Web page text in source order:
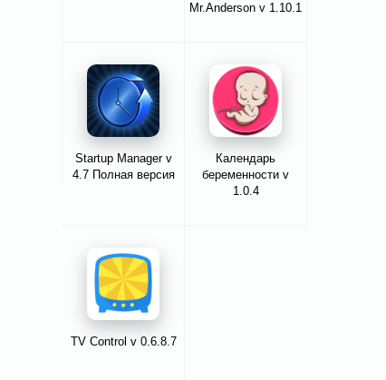
Mr.Anderson v 1.10.1
Startup Manager v
4.7 Полная версия
Календарь
беременности v
1.0.4
TV Control v 0.6.8.7